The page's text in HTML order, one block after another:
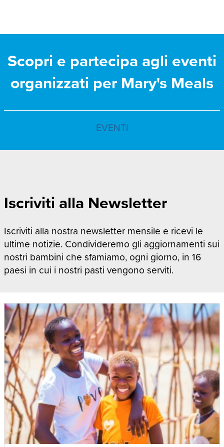
Scopri e partecipa agli eventi
organizzati per Mary's Meals
EVENTI
Iscriviti alla Newsletter
Iscriviti alla nostra newsletter mensile e ricevi le
ultime notizie. Condivideremo gli aggiornamenti sui
nostri bambini che sfamiamo, ogni giorno, in 16
paesi in cui i nostri pasti vengono serviti.